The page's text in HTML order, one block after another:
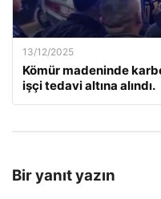
13/12/2025
Kömür madeninde
işçi tedavi altına alındı.
Bir yanıt yazın